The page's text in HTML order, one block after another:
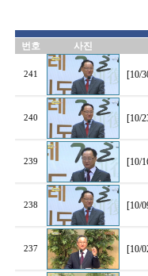
번호 사진
241 [10/
240 [10/
239 [10/
238 [10/
237 [10/